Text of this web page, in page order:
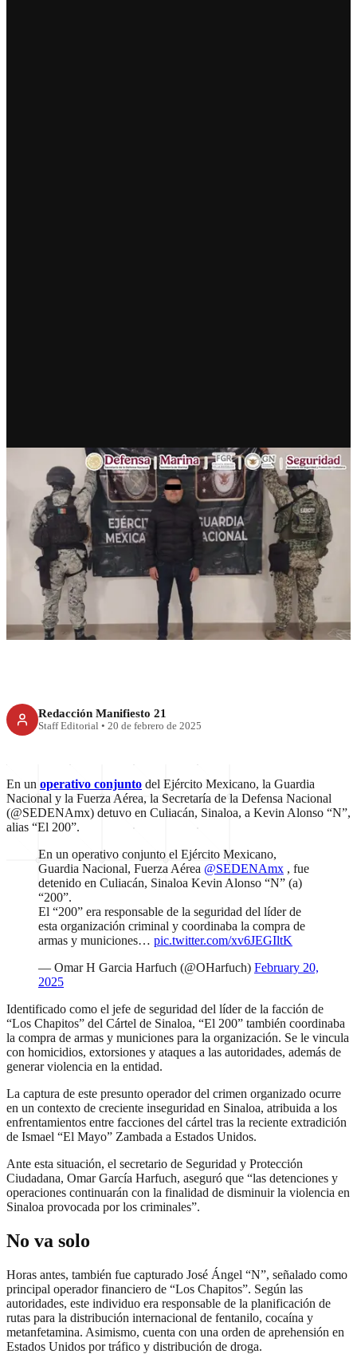
RECIENTE
Sinaloa: cae jefe de seguridad
del líder de “Los Chapitos”
Redacción Manifiesto 21
Staff Editorial • 20 de febrero de 2025
En un operativo conjunto del Ejército Mexicano, la Guardia
Nacional y la Fuerza Aérea, la Secretaría de la Defensa Nacional
(@SEDENAmx) detuvo en Culiacán, Sinaloa, a Kevin Alonso “N”,
alias “El 200”.
En un operativo conjunto el Ejército Mexicano,
Guardia Nacional, Fuerza Aérea @SEDENAmx , fue
detenido en Culiacán, Sinaloa Kevin Alonso “N” (a)
“200”.
El “200” era responsable de la seguridad del líder de
esta organización criminal y coordinaba la compra de
armas y municiones… pic.twitter.com/xv6JEGIltK
— Omar H Garcia Harfuch (@OHarfuch) February 20,
2025
Identificado como el jefe de seguridad del líder de la facción de
“Los Chapitos” del Cártel de Sinaloa, “El 200” también coordinaba
la compra de armas y municiones para la organización. Se le vincula
con homicidios, extorsiones y ataques a las autoridades, además de
generar violencia en la entidad.
La captura de este presunto operador del crimen organizado ocurre
en un contexto de creciente inseguridad en Sinaloa, atribuida a los
enfrentamientos entre facciones del cártel tras la reciente extradición
de Ismael “El Mayo” Zambada a Estados Unidos.
Ante esta situación, el secretario de Seguridad y Protección
Ciudadana, Omar García Harfuch, aseguró que “las detenciones y
operaciones continuarán con la finalidad de disminuir la violencia en
Sinaloa provocada por los criminales”.
No va solo
Horas antes, también fue capturado José Ángel “N”, señalado como
principal operador financiero de “Los Chapitos”. Según las
autoridades, este individuo era responsable de la planificación de
rutas para la distribución internacional de fentanilo, cocaína y
metanfetamina. Asimismo, cuenta con una orden de aprehensión en
Estados Unidos por tráfico y distribución de droga.